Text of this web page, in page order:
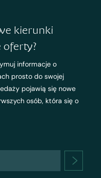
kierunki
informacje o
prosto do swojej
pojawią się nowe
osób, która się o